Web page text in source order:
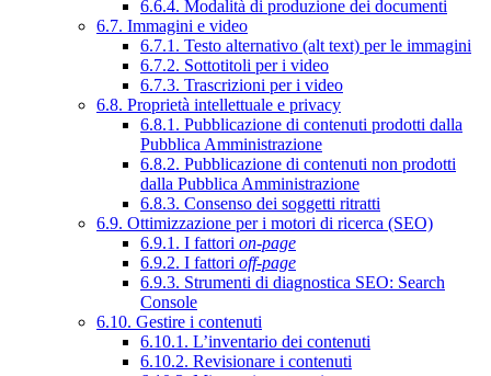
6.6.4. Modalità di produzione dei documenti
6.7. Immagini e video
6.7.1. Testo alternativo (alt text) per le immagini
6.7.2. Sottotitoli per i video
6.7.3. Trascrizioni per i video
6.8. Proprietà intellettuale e privacy
6.8.1. Pubblicazione di contenuti prodotti dalla
Pubblica Amministrazione
6.8.2. Pubblicazione di contenuti non prodotti
dalla Pubblica Amministrazione
6.8.3. Consenso dei soggetti ritratti
6.9. Ottimizzazione per i motori di ricerca (SEO)
6.9.1. I fattori on-page
6.9.2. I fattori off-page
6.9.3. Strumenti di diagnostica SEO: Search
Console
6.10. Gestire i contenuti
6.10.1. L’inventario dei contenuti
6.10.2. Revisionare i contenuti